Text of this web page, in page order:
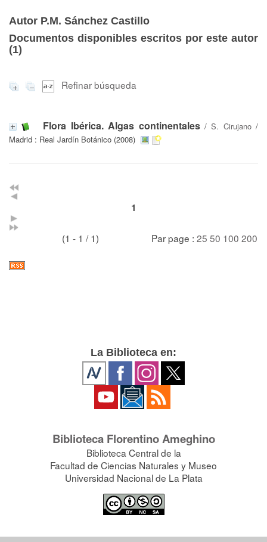
Autor P.M. Sánchez Castillo
Documentos disponibles escritos por este autor
(1)
Refinar búsqueda
Flora Ibérica. Algas continentales/S. Cirujano/
Madrid : Real Jardín Botánico (2008)
1
(1 - 1 / 1) Par page : 25 50 100 200
La Biblioteca en:
Biblioteca Florentino Ameghino
Biblioteca Central de la
Facultad de Ciencias Naturales y Museo
Universidad Nacional de La Plata